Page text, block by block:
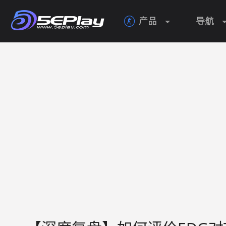
 产品 导航